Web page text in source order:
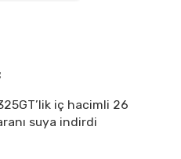
iç hacimli 26
suya indirdi